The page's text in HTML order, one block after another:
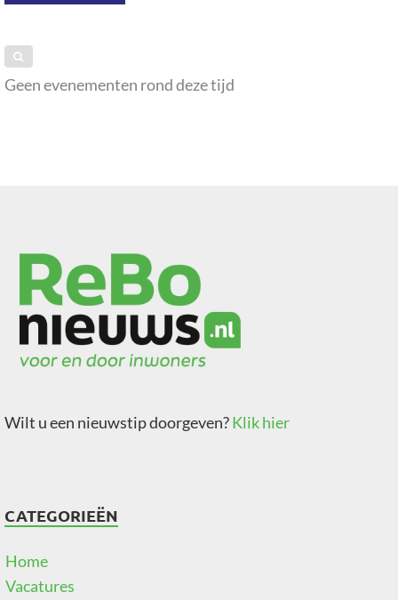
Geen evenementen rond deze tijd
Wilt u een nieuwstip doorgeven?Klik hier
CATEGORIEËN
Home
Vacatures